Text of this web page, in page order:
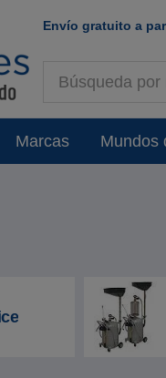
Envío gratuito a
Marcas Mundos